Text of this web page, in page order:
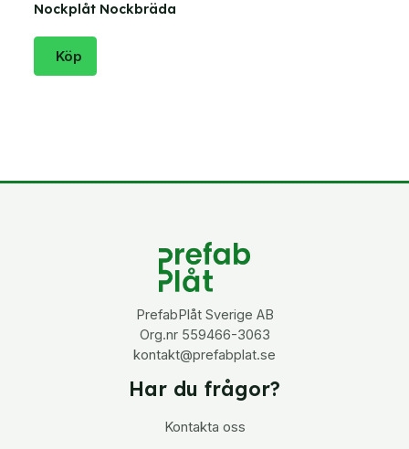
Nockplåt Nockbräda
Köp
PrefabPlåt Sverige AB
Org.nr 559466-3063
kontakt@prefabplat.se
Har du frågor?
Kontakta oss